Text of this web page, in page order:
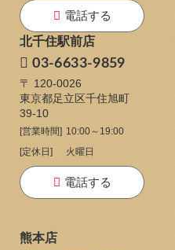
電話する
北千住駅前店
03-6633-9859
〒 120-0026
東京都足立区千住旭町
39-10
[営業時間] 10:00～19:00
[定休日]
火曜日
電話する
熊本店